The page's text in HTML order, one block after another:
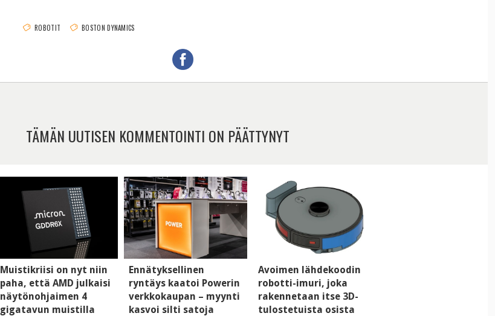
ROBOTIT BOSTON DYNAMICS
TÄMÄN UUTISEN KOMMENTOINTI ON PÄÄTTYNYT
Muistikriisi on nyt niin
paha, että AMD julkaisi
näytönohjaimen 4
gigatavun muistilla
Ennätyksellinen
ryntäys kaatoi Powerin
verkkokaupan – myynti
kasvoi silti satoja
Avoimen lähdekoodin
robotti-imuri, joka
rakennetaan itse 3D-
tulostetuista osista